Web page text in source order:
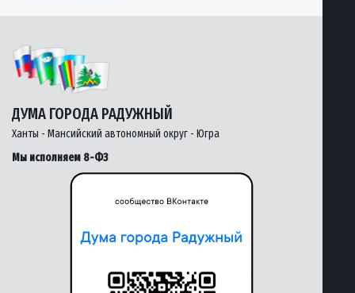
ДУМА ГОРОДА РАДУЖНЫЙ
Ханты - Мансийский автономный округ - Югра
Мы исполняем 8-ФЗ